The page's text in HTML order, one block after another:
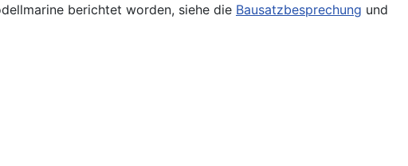
berichtet worden, siehe die Bausatzbesprechung und